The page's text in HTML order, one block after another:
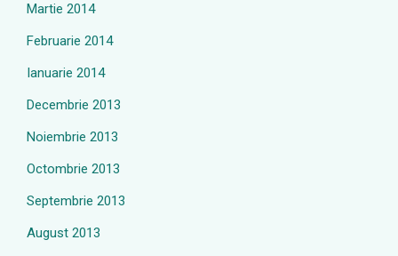
Martie 2014
Februarie 2014
Ianuarie 2014
Decembrie 2013
Noiembrie 2013
Octombrie 2013
Septembrie 2013
August 2013